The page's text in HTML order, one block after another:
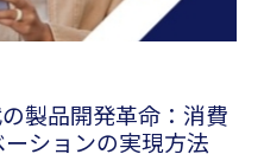
の製品開発革命：消費
ションの実現方法